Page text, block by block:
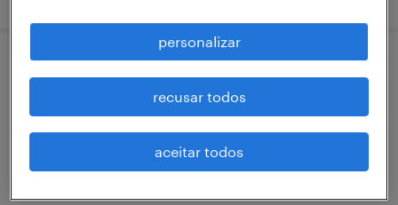
auxiliar de o&m - são paulo/sp
são paulo, são paulo
R$1,501 - R$2,500 por mês
personalizar
recusar todos
aceitar todos